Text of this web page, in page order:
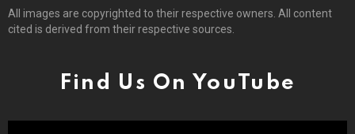
All images are copyrighted to their respective owners. All content
cited is derived from their respective sources.
Find Us On YouTube